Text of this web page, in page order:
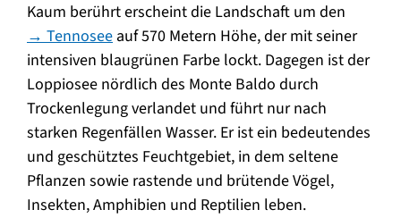
Kaum berührt erscheint die Landschaft um den
→ Tennosee auf 570 Metern Höhe, der mit seiner
intensiven blaugrünen Farbe lockt. Dagegen ist der
Loppiosee nördlich des Monte Baldo durch
Trockenlegung verlandet und führt nur nach
starken Regenfällen Wasser. Er ist ein bedeutendes
und geschütztes Feuchtgebiet, in dem seltene
Pflanzen sowie rastende und brütende Vögel,
Insekten, Amphibien und Reptilien leben.